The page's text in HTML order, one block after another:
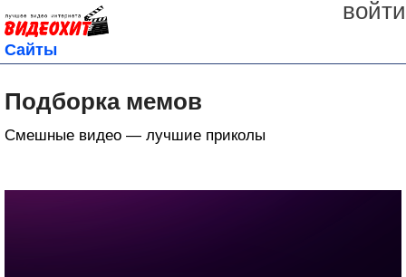
войти
Сайты
Подборка мемов
Смешные видео — лучшие приколы